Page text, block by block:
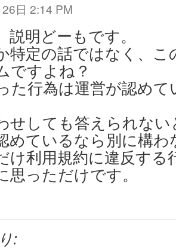
日 2:14 PM
説明どーもです。
特定の話ではなく、
ですよね？
た行為は運営が認め
せしても答えられな
めているなら別に構わ
け利用規約に違反する
思っただけです。
: